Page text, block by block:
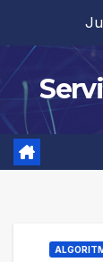
contenido